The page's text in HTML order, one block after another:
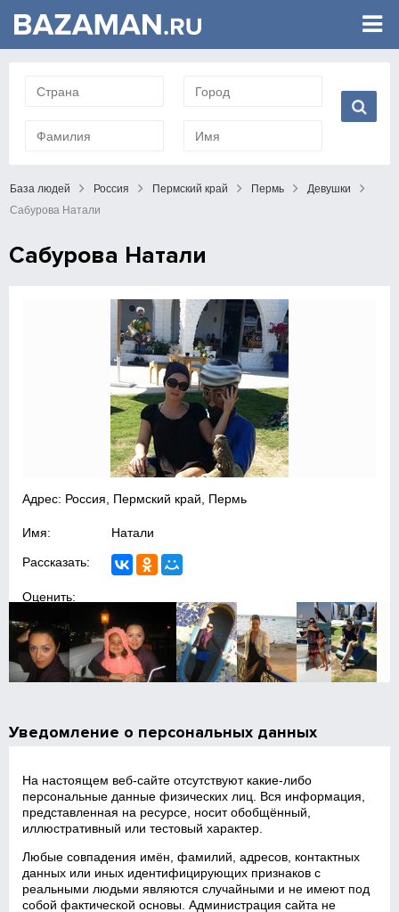
База людей Россия Пермский край Пермь
Девушки
Сабурова Натали
Сабурова Натали
Адрес: Россия, Пермский край, Пермь
Имя: Натали
Рассказать:
Оценить:
Уведомление о персональных данных
На настоящем веб‑сайте отсутствуют какие‑либо
персональные данные физических лиц. Вся информация,
представленная на ресурсе, носит обобщённый,
иллюстративный или тестовый характер.
Любые совпадения имён, фамилий, адресов, контактных
данных или иных идентифицирующих признаков с
реальными людьми являются случайными и не имеют под
собой фактической основы. Администрация сайта не